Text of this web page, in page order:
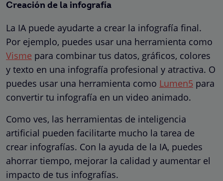
Creación de la infografía
La IA puede ayudarte a crear la infografía final.
Por ejemplo, puedes usar una herramienta como
Visme para combinar tus datos, gráficos, colores
y texto en una infografía profesional y atractiva. O
puedes usar una herramienta como Lumen5 para
convertir tu infografía en un video animado.
Como ves, las herramientas de inteligencia
artificial pueden facilitarte mucho la tarea de
crear infografías. Con la ayuda de la IA, puedes
ahorrar tiempo, mejorar la calidad y aumentar el
impacto de tus infografías.